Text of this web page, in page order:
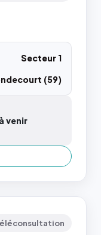
Secteur 1
(59)
venir